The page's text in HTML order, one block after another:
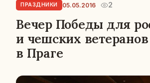
ПРАЗДНИКИ 05.05.2016 2
Вечер Победы для
и чешских
в Праге